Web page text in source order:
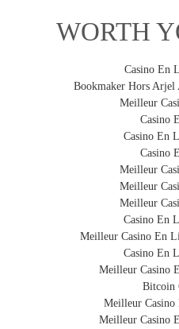
Anonyme:le personnel
Permanent et flexible :
nouvelle étiquette à
changez de valise.
parce que votre
de la housse, elle ne peut
une preuve
Conforme aux lois locales :
gares, transporteurs,
l'identification obligatoire
Comment fonctionne le
système de
retrouver
La housse se met ou
WORTH
Casino En
Bookmaker Hors Arjel
Meilleur
Casino
Casino En
Casino
Meilleur
Meilleur
Meilleur
Casino En
Meilleur Casino En
Casino En
Meilleur Casino
Bitcoin
Meilleur
Meilleur Casino